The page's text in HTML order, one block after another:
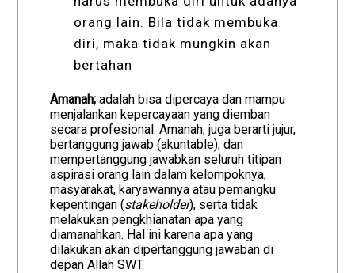
orang lain. Bila tidak membuka
diri, maka tidak mungkin akan
bertahan
Amanah; adalah bisa dipercaya dan mampu
menjalankan kepercayaan yang diemban
secara profesional. Amanah, juga berarti jujur,
bertanggung jawab (akuntable), dan
mempertanggung jawabkan seluruh titipan
aspirasi orang lain dalam kelompoknya,
masyarakat, karyawannya atau pemangku
kepentingan (stakeholder), serta tidak
melakukan pengkhianatan apa yang
diamanahkan. Hal ini karena apa yang
dilakukan akan dipertanggung jawaban di
depan Allah SWT.